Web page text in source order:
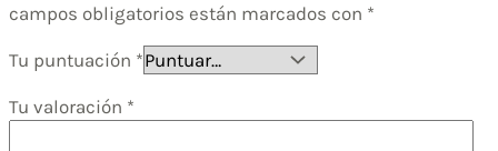
campos obligatorios están marcados con *
Tu puntuación *
Tu valoración *